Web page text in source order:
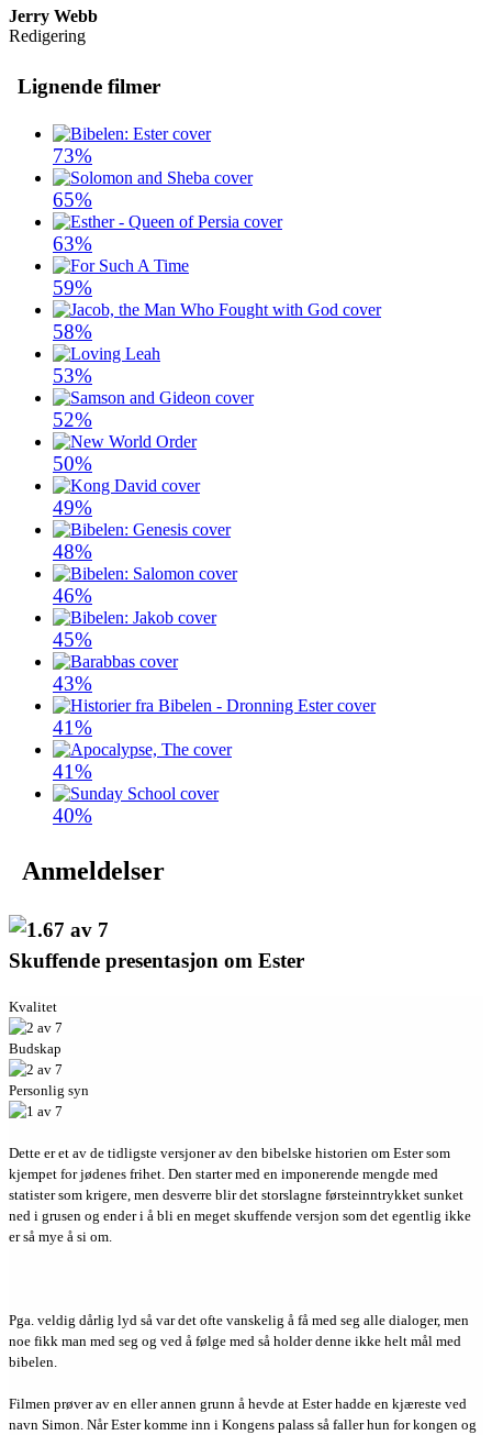
Jerry Webb
Redigering
Lignende filmer
73%
65%
63%
59%
58%
53%
52%
50%
49%
48%
46%
45%
43%
41%
41%
40%
Anmeldelser
Skuffende presentasjon om Ester
Kvalitet
Budskap
Personlig syn
Dette er et av de tidligste versjoner av den bibelske historien om Ester som
kjempet for jødenes frihet. Den starter med en imponerende mengde med
statister som krigere, men desverre blir det storslagne førsteinntrykket sunket
ned i grusen og ender i å bli en meget skuffende versjon som det egentlig ikke
er så mye å si om.
Pga. veldig dårlig lyd så var det ofte vanskelig å få med seg alle dialoger, men
noe fikk man med seg og ved å følge med så holder denne ikke helt mål med
bibelen.
Filmen prøver av en eller annen grunn å hevde at Ester hadde en kjæreste ved
navn Simon. Når Ester komme inn i Kongens palass så faller hun for kongen og